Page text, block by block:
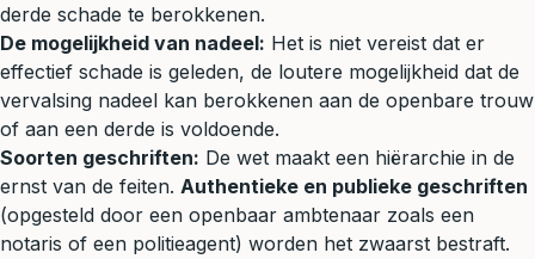
derde schade te berokkenen.
De mogelijkheid van nadeel: Het is niet vereist dat er
effectief schade is geleden, de loutere mogelijkheid dat de
vervalsing nadeel kan berokkenen aan de openbare trouw
of aan een derde is voldoende.
Soorten geschriften: De wet maakt een hiërarchie in de
ernst van de feiten. Authentieke en publieke geschriften
(opgesteld door een openbaar ambtenaar zoals een
notaris of een politieagent) worden het zwaarst bestraft.